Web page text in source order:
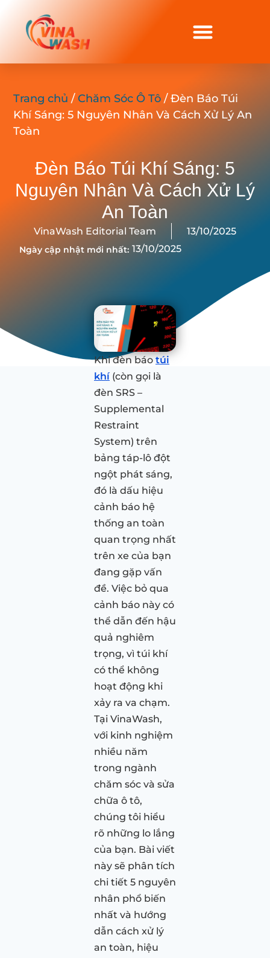
Trang chủ /Chăm Sóc Ô Tô / Đèn Báo Túi
Khí Sáng: 5 Nguyên Nhân Và Cách Xử Lý An
Toàn
Đèn Báo Túi Khí Sáng: 5
Nguyên Nhân Và Cách Xử Lý
An Toàn
VinaWash Editorial Team 13/10/2025
Ngày cập nhật mới nhất: 13/10/2025
Khi đèn báotúi
khí (còn gọi là
đèn SRS –
Supplemental
Restraint
System) trên
bảng táp-lô đột
ngột phát sáng,
đó là dấu hiệu
cảnh báo hệ
thống an toàn
quan trọng nhất
trên xe của bạn
đang gặp vấn
đề. Việc bỏ qua
cảnh báo này có
thể dẫn đến hậu
quả nghiêm
trọng, vì túi khí
có thể không
hoạt động khi
xảy ra va chạm.
Tại VinaWash,
với kinh nghiệm
nhiều năm
trong ngành
chăm sóc và sửa
chữa ô tô,
chúng tôi hiểu
rõ những lo lắng
của bạn. Bài viết
này sẽ phân tích
chi tiết 5 nguyên
nhân phổ biến
nhất và hướng
dẫn cách xử lý
an toàn, hiệu